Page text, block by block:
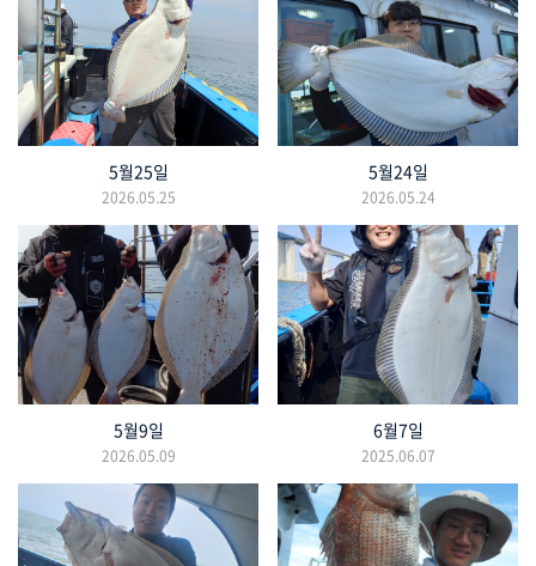
5월25일
2026.05.25
5월24일
2026.05.24
5월9일
2026.05.09
6월7일
2025.06.07